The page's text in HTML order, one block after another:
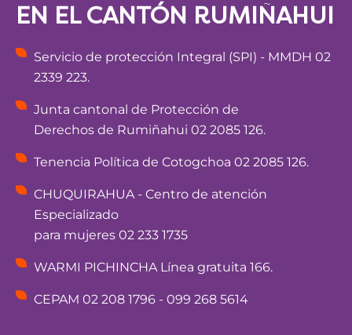
EN EL CANTÓN RUMIÑAHUI
Servicio de protección Integral (SPI) - MMDH 02
2339 223.
Junta cantonal de Protección de
Derechos de Rumiñahui 02 2085 126.
Tenencia Política de Cotogchoa 02 2085 126.
CHUQUIRAHUA - Centro de atención
Especializado
para mujeres 02 233 1735
WARMI PICHINCHA Línea gratuita 166.
CEPAM 02 208 1796 - 099 268 5614